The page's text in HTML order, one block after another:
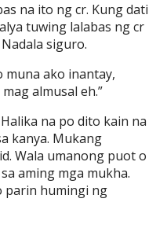
na ito ng cr. Kung dati
tuwing lalabas ng cr
siguro.
muna ako inantay,
almusal eh.”
na po dito kain na
kanya. Mukang
Wala umanong puot o
aming mga mukha.
parin humingi ng